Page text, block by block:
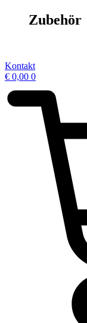
Zubehör
Kontakt
€ 0,00 0